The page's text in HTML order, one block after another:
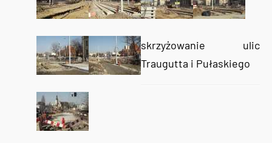
skrzyżowanie ulic
Traugutta i Pułaskiego